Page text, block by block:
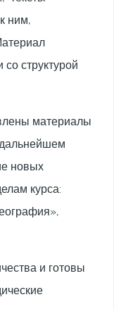
ним,
структурой
материалы
новых
курса:
и готовы